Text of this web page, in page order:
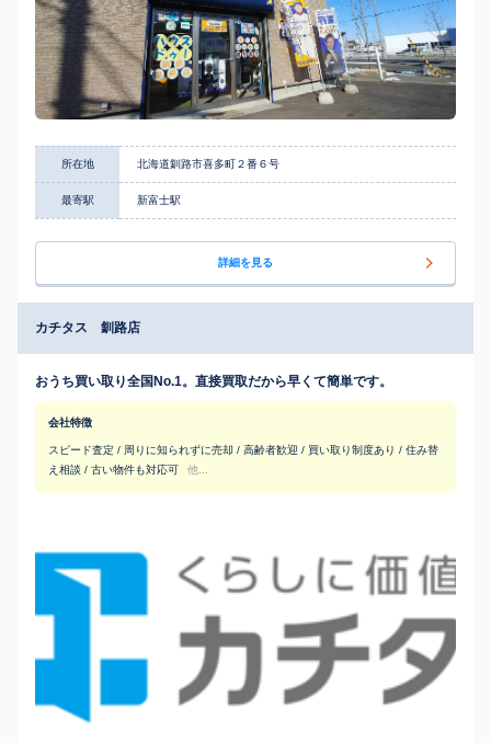
所在地 北海道釧路市喜多町２番６号
最寄駅 新富士駅
詳細を見る
カチタス 釧路店
おうち買い取り全国No.1。直接買取だから早くて簡単です。
会社特徴
スピード査定 / 周りに知られずに売却 / 高齢者歓迎 / 買い取り制度あり / 住み替
え相談 / 古い物件も対応可
他...